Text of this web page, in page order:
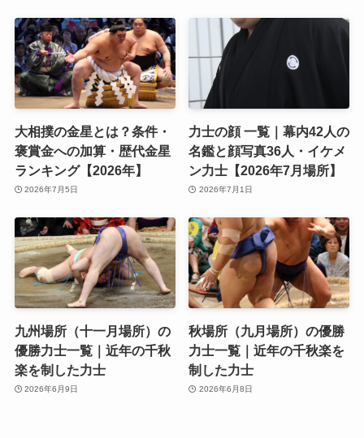
大相撲の金星とは？条件・
褒賞金への加算・歴代金星
ランキング【2026年】
2026年7月5日
力士の顔 一覧｜幕内42人の
名鑑と顔写真36人・イケメ
ン力士【2026年7月場所】
2026年7月1日
九州場所（十一月場所）の
優勝力士一覧｜近年の千秋
楽を制した力士
2026年6月9日
秋場所（九月場所）の優勝
力士一覧｜近年の千秋楽を
制した力士
2026年6月8日